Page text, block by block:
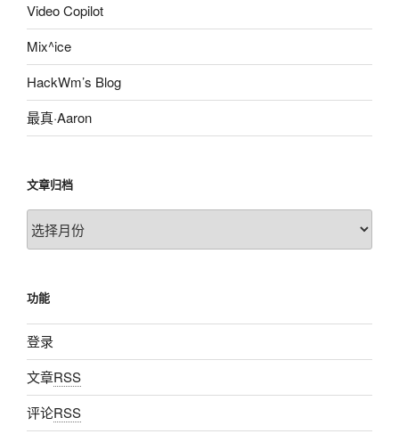
Video Copilot
Mix^ice
HackWm’s Blog
最真·Aaron
文章归档
文
章
功能
登录
文章RSS
评论RSS